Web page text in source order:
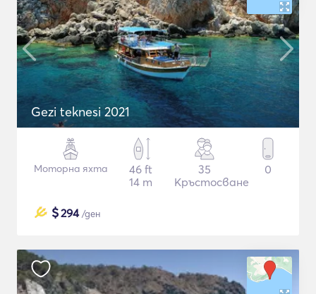
Gezi teknesi 2021
Моторна яхта
46 ft
14 m
35
Кръстосване
0
$294/ден